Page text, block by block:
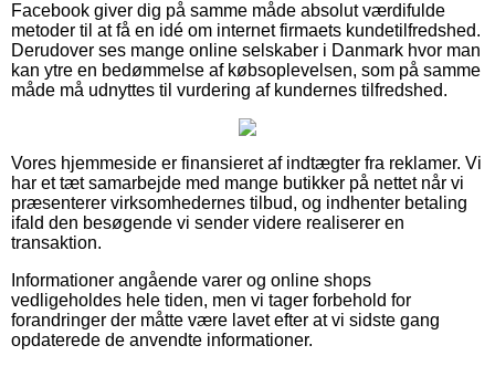
Facebook giver dig på samme måde absolut værdifulde
metoder til at få en idé om internet firmaets kundetilfredshed.
Derudover ses mange online selskaber i Danmark hvor man
kan ytre en bedømmelse af købsoplevelsen, som på samme
måde må udnyttes til vurdering af kundernes tilfredshed.
Vores hjemmeside er finansieret af indtægter fra reklamer. Vi
har et tæt samarbejde med mange butikker på nettet når vi
præsenterer virksomhedernes tilbud, og indhenter betaling
ifald den besøgende vi sender videre realiserer en
transaktion.
Informationer angående varer og online shops
vedligeholdes hele tiden, men vi tager forbehold for
forandringer der måtte være lavet efter at vi sidste gang
opdaterede de anvendte informationer.